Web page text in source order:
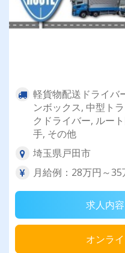
軽貨物配送ドライバ
ンボックス, 中型ト
クドライバー, ルー
手, その他
埼玉県戸田市
月給例：28万円～
求人内
オンラ